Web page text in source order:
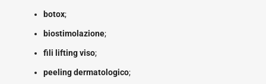
botox;
biostimolazione;
fili lifting viso;
peeling dermatologico;